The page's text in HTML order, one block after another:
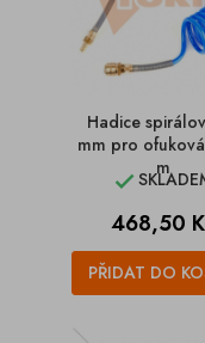
Hadice
mm pro
m

Cena
468,50
PŘIDAT DO